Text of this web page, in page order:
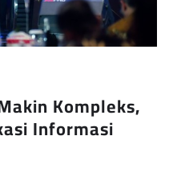
Kompleks,
Informasi